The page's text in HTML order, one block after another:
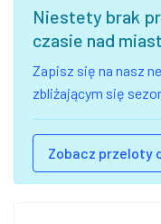
Niestety brak
czasie nad
Zapisz się na nasz
zbliżającym się
Zobacz przeloty